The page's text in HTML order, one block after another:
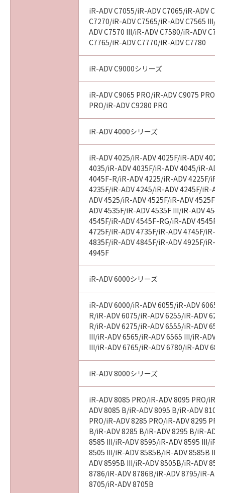
iR-ADV C7055/iR-ADV C7065/iR-ADV
C7270/iR-ADV C7565/iR-ADV C7565 III/
ADV C7570 III/iR-ADV C7580/iR-ADV
C7765/iR-ADV C7770/iR-ADV C7780
iR-ADV C9000シリーズ
iR-ADV C9065 PRO/iR-ADV C9075 PRO/
PRO/iR-ADV C9280 PRO
iR-ADV 4000シリーズ
iR-ADV 4025/iR-ADV 4025F/iR-ADV
4035/iR-ADV 4035F/iR-ADV 4045/iR-ADV
4045F-R/iR-ADV 4225/iR-ADV 4225F/iR-
4235F/iR-ADV 4245/iR-ADV 4245F/iR-
ADV 4525/iR-ADV 4525F/iR-ADV 4525F
ADV 4535F/iR-ADV 4535F III/iR-ADV
4545F/iR-ADV 4545F-RG/iR-ADV 4545F
4725F/iR-ADV 4735F/iR-ADV 4745F/iR-
4835F/iR-ADV 4845F/iR-ADV 4925F/iR-
4945F
iR-ADV 6000シリーズ
iR-ADV 6000/iR-ADV 6055/iR-ADV 6065/
R/iR-ADV 6075/iR-ADV 6255/iR-ADV
R/iR-ADV 6275/iR-ADV 6555/iR-ADV
III/iR-ADV 6565/iR-ADV 6565 III/iR-ADV
III/iR-ADV 6765/iR-ADV 6780/iR-ADV
iR-ADV 8000シリーズ
iR-ADV 8085 PRO/iR-ADV 8095 PRO/iR-
ADV 8085 B/iR-ADV 8095 B/iR-ADV 8105
PRO/iR-ADV 8285 PRO/iR-ADV 8295
B/iR-ADV 8285 B/iR-ADV 8295 B/iR-ADV
8585 III/iR-ADV 8595/iR-ADV 8595 III/iR-
8505 III/iR-ADV 8585B/iR-ADV 8585B III/
ADV 8595B III/iR-ADV 8505B/iR-ADV
8786/iR-ADV 8786B/iR-ADV 8795/iR-
8705/iR-ADV 8705B